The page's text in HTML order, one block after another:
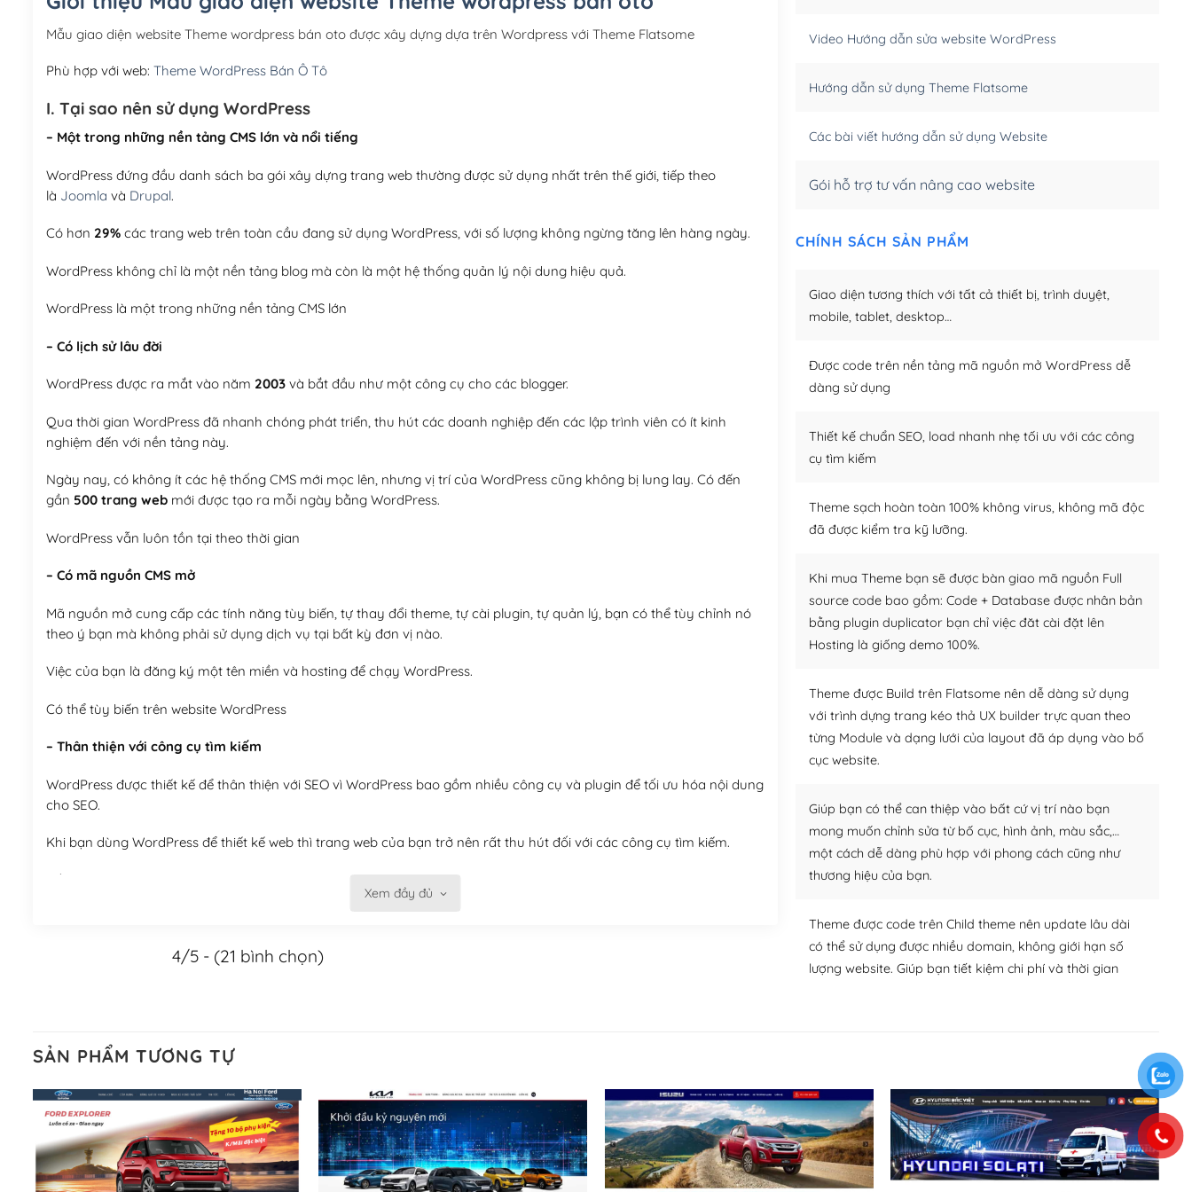
(+950,000₫)
Mẫu giao diện website Theme wordpress bán oto được xây dựng dựa trên Wordpress với Theme Flatsome
Phù hợp với web: Theme WordPress Bán Ô Tô
I. Tại sao nên sử dụng WordPress
– Một trong những nền tảng CMS lớn và nổi tiếng
WordPress đứng đầu danh sách ba gói xây dựng trang web thường được sử dụng nhất trên thế giới, tiếp theo
là Joomla và Drupal.
Có hơn 29%các trang web trên toàn cầu đang sử dụng WordPress, với số lượng không ngừng tăng lên hàng ngày.
WordPress không chỉ là một nền tảng blog mà còn là một hệ thống quản lý nội dung hiệu quả.
WordPress là một trong những nền tảng CMS lớn
– Có lịch sử lâu đời
WordPress được ra mắt vào năm 2003và bắt đầu như một công cụ cho các blogger.
Qua thời gian WordPress đã nhanh chóng phát triển, thu hút các doanh nghiệp đến các lập trình viên có ít kinh
nghiệm đến với nền tảng này.
Ngày nay, có không ít các hệ thống CMS mới mọc lên, nhưng vị trí của WordPress cũng không bị lung lay. Có đến
gần 500 trang webmới được tạo ra mỗi ngày bằng WordPress.
WordPress vẫn luôn tồn tại theo thời gian
– Có mã nguồn CMS mở
Mã nguồn mở cung cấp các tính năng tùy biến, tự thay đổi theme, tự cài plugin, tự quản lý, bạn có thể tùy chỉnh nó
theo ý bạn mà không phải sử dụng dịch vụ tại bất kỳ đơn vị nào.
Việc của bạn là đăng ký một tên miền và hosting để chạy WordPress.
Có thể tùy biến trên website WordPress
– Thân thiện với công cụ tìm kiếm
WordPress được thiết kế để thân thiện với SEO vì WordPress bao gồm nhiều công cụ và plugin để tối ưu hóa nội dung
cho SEO.
Khi bạn dùng WordPress để thiết kế web thì trang web của bạn trở nên rất thu hút đối với các công cụ tìm kiếm.
Tối ưu hóa công cụ tìm kiếm
Khi bạn sử dụng WordPress, thì vấn đề giao diện của bạn trở nên dễ dàng và nhanh chóng. Với kho Theme
– Sở hữu một cộng đồng lớn, sẵn sàng hỗ trợ
WordPress là nơi lưu trữ cho một diễn đàn cộng đồng khổng lồ được kiểm duyệt bởi các nhân viên và những người
cuồng tín WordPress.
Xem đầy đủ
4/5 - (21 bình chọn)
Video Hướng dẫn sửa website WordPress
Hướng dẫn sử dụng Theme Flatsome
Các bài viết hướng dẫn sử dụng Website
Gói hỗ trợ tư vấn nâng cao website
CHÍNH SÁCH SẢN PHẨM
Giao diện tương thích với tất cả thiết bị, trình duyệt,
mobile, tablet, desktop…
Được code trên nền tảng mã nguồn mở WordPress dễ
dàng sử dụng
Thiết kế chuẩn SEO, load nhanh nhẹ tối ưu với các công
cụ tìm kiếm
Theme sạch hoàn toàn 100% không virus, không mã độc
đã được kiểm tra kỹ lưỡng.
Khi mua Theme bạn sẽ được bàn giao mã nguồn Full
source code bao gồm: Code + Database được nhân bản
bằng plugin duplicator bạn chỉ việc đăt cài đặt lên
Hosting là giống demo 100%.
Theme được Build trên Flatsome nên dễ dàng sử dụng
với trình dựng trang kéo thả UX builder trực quan theo
từng Module và dạng lưới của layout đã áp dụng vào bố
cục website.
Giúp bạn có thể can thiệp vào bất cứ vị trí nào bạn
mong muốn chỉnh sửa từ bố cục, hình ảnh, màu sắc,…
một cách dễ dàng phù hợp với phong cách cũng như
thương hiệu của bạn.
Theme được code trên Child theme nên update lâu dài
có thể sử dụng được nhiều domain, không giới hạn số
lượng website. Giúp bạn tiết kiệm chi phí và thời gian
SẢN PHẨM TƯƠNG TỰ